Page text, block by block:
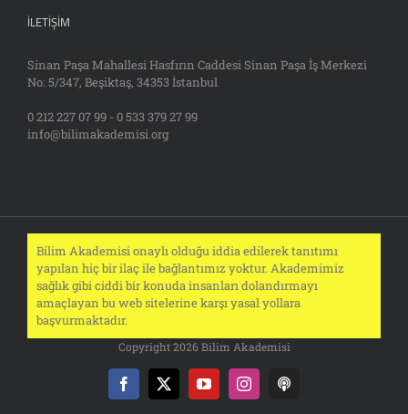
İLETIŞIM
Sinan Paşa Mahallesi Hasfırın Caddesi Sinan Paşa İş Merkezi
No: 5/347, Beşiktaş, 34353 İstanbul
0 212 227 07 99 - 0 533 379 27 99
info@bilimakademisi.org
Bilim Akademisi onaylı olduğu iddia edilerek tanıtımı
yapılan hiç bir ilaç ile bağlantımız yoktur. Akademimiz
sağlık gibi ciddi bir konuda insanları dolandırmayı
amaçlayan bu web sitelerine karşı yasal yollara
başvurmaktadır.
Copyright 2026 Bilim Akademisi
Facebook
X YouTubeInstagramPodcast